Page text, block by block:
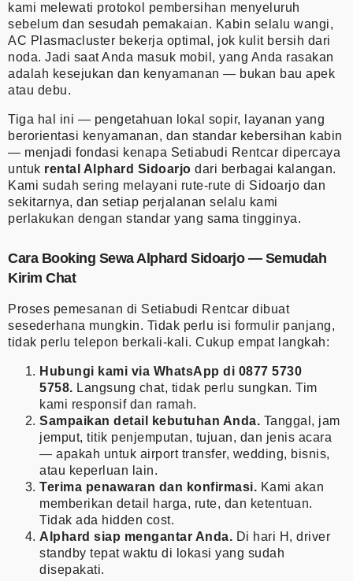
kami melewati protokol pembersihan menyeluruh
sebelum dan sesudah pemakaian. Kabin selalu wangi,
AC Plasmacluster bekerja optimal, jok kulit bersih dari
noda. Jadi saat Anda masuk mobil, yang Anda rasakan
adalah kesejukan dan kenyamanan — bukan bau apek
atau debu.
Tiga hal ini — pengetahuan lokal sopir, layanan yang
berorientasi kenyamanan, dan standar kebersihan kabin
— menjadi fondasi kenapa Setiabudi Rentcar dipercaya
untuk rental Alphard Sidoarjo dari berbagai kalangan.
Kami sudah sering melayani rute-rute di Sidoarjo dan
sekitarnya, dan setiap perjalanan selalu kami
perlakukan dengan standar yang sama tingginya.
Cara Booking Sewa Alphard Sidoarjo — Semudah
Kirim Chat
Proses pemesanan di Setiabudi Rentcar dibuat
sesederhana mungkin. Tidak perlu isi formulir panjang,
tidak perlu telepon berkali-kali. Cukup empat langkah:
Hubungi kami via WhatsApp di 0877 5730
5758. Langsung chat, tidak perlu sungkan. Tim
kami responsif dan ramah.
Sampaikan detail kebutuhan Anda. Tanggal, jam
jemput, titik penjemputan, tujuan, dan jenis acara
— apakah untuk airport transfer, wedding, bisnis,
atau keperluan lain.
Terima penawaran dan konfirmasi. Kami akan
memberikan detail harga, rute, dan ketentuan.
Tidak ada hidden cost.
Alphard siap mengantar Anda. Di hari H, driver
standby tepat waktu di lokasi yang sudah
disepakati.